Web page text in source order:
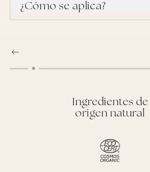
¿Cómo se aplica?
Ingredientes de
origen natural